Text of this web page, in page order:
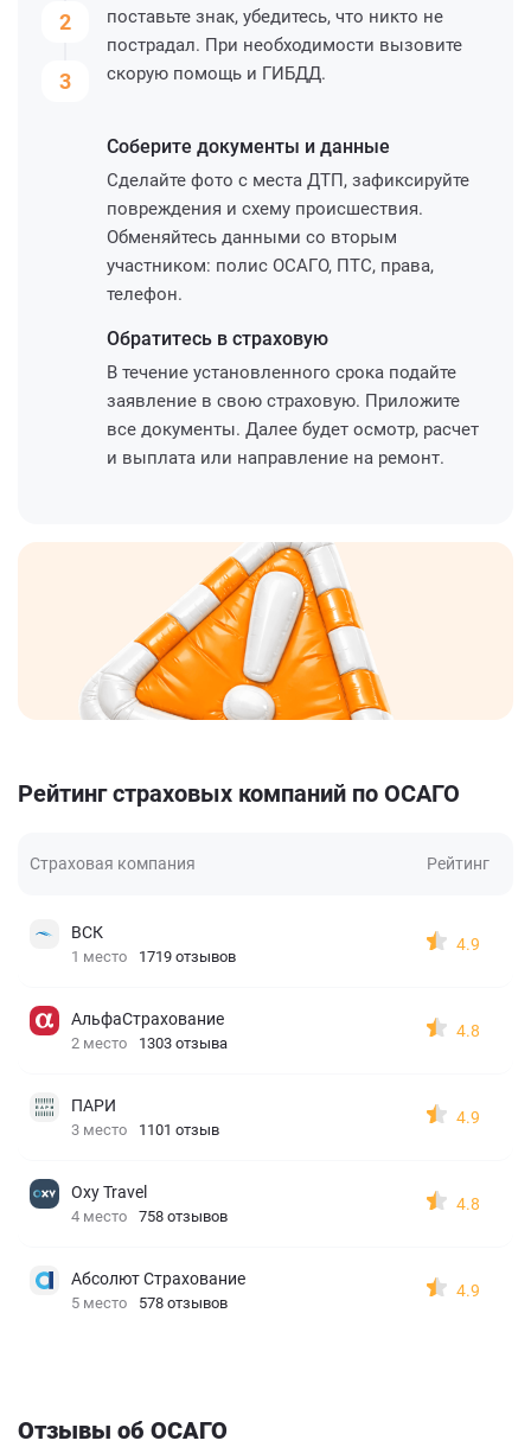
2
3
поставьте знак, убедитесь, что никто не
пострадал. При необходимости вызовите
скорую помощь и ГИБДД.
Соберите документы и данные
Сделайте фото с места ДТП, зафиксируйте
повреждения и схему происшествия.
Обменяйтесь данными со вторым
участником: полис ОСАГО, ПТС, права,
телефон.
Обратитесь в страховую
В течение установленного срока подайте
заявление в свою страховую. Приложите
все документы. Далее будет осмотр, расчет
и выплата или направление на ремонт.
Рейтинг страховых компаний по ОСАГО
Страховая компания Рейтинг
ВСК
1 место 1719 отзывов
4.9
АльфаСтрахование
2 место 1303 отзыва
4.8
ПАРИ
3 место 1101 отзыв
4.9
Oxy Travel
4 место 758 отзывов
4.8
Абсолют Страхование
5 место 578 отзывов
4.9
Отзывы об ОСАГО